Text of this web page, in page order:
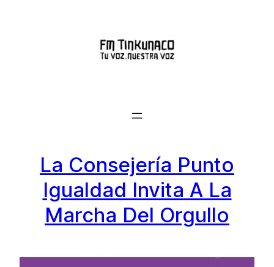
La Consejería Punto
Igualdad Invita A La
Marcha Del Orgullo